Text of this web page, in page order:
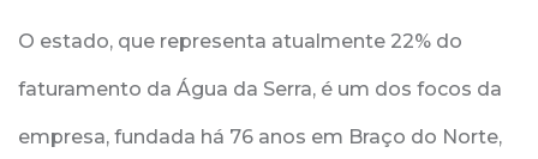
O estado, que representa atualmente 22% do
faturamento da Água da Serra, é um dos focos da
empresa, fundada há 76 anos em Braço do Norte,